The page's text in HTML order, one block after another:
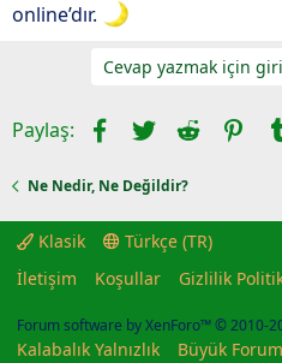
online’dır.
Cevap yazmak için
Paylaş: Facebook
TwitterReddit
Ne Nedir, Ne Değildir?
Klasik
Türkçe (TR)
İletişim
Koşullar Gizlilik
Forum software by XenForo™© 2010-
Kalabalık Yalnızlık Büyük Forum